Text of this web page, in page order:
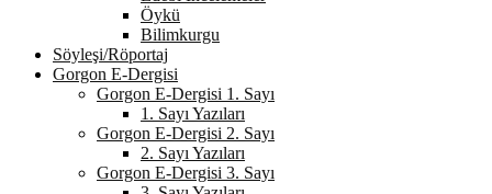
Öykü
Bilimkurgu
Söyleşi/Röportaj
Gorgon E-Dergisi
Gorgon E-Dergisi 1. Sayı
1. Sayı Yazıları
Gorgon E-Dergisi 2. Sayı
2. Sayı Yazıları
Gorgon E-Dergisi 3. Sayı